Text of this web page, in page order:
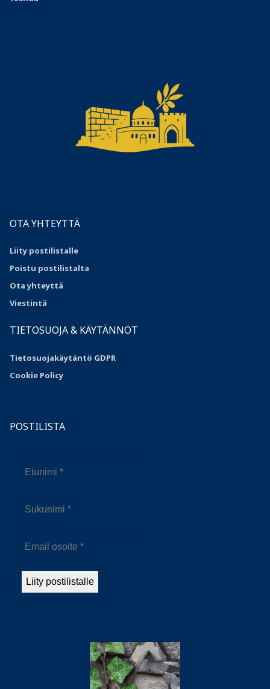
OTA YHTEYTTÄ
Liity postilistalle
Poistu postilistalta
Ota yhteyttä
Viestintä
TIETOSUOJA & KÄYTÄNNÖT
Tietosuojakäytäntö GDPR
Cookie Policy
POSTILISTA